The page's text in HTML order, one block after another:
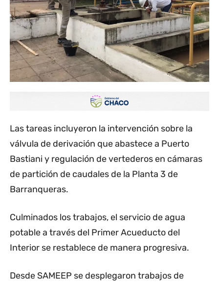
Las tareas incluyeron la intervención sobre la
válvula de derivación que abastece a Puerto
Bastiani y regulación de vertederos en cámaras
de partición de caudales de la Planta 3 de
Barranqueras.
Culminados los trabajos, el servicio de agua
potable a través del Primer Acueducto del
Interior se restablece de manera progresiva.
Desde SAMEEP se desplegaron trabajos de